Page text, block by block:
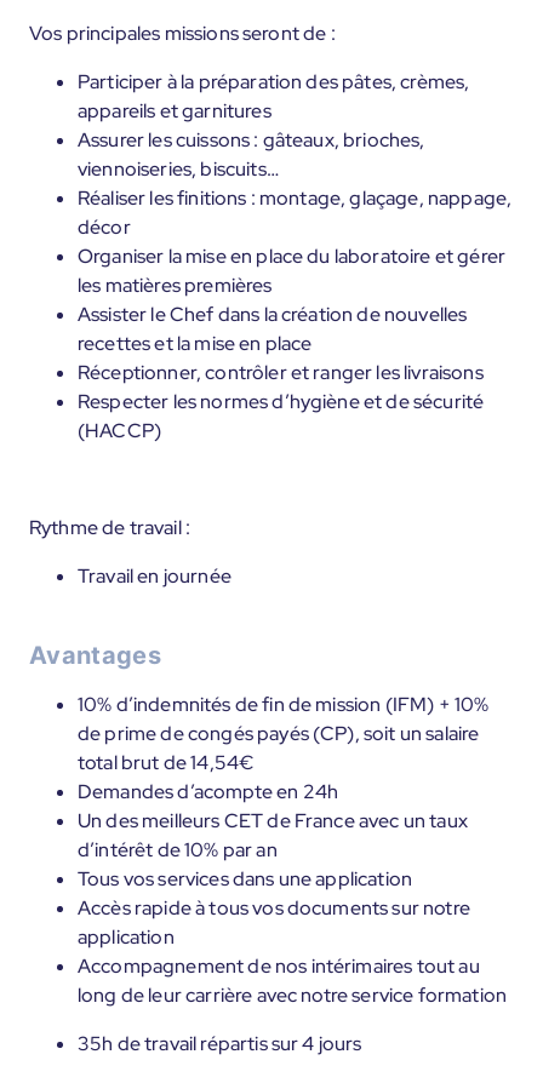
Vos principales missions seront de :
Participer à la préparation des pâtes, crèmes,
appareils et garnitures
Assurer les cuissons : gâteaux, brioches,
viennoiseries, biscuits…
Réaliser les finitions : montage, glaçage, nappage,
décor
Organiser la mise en place du laboratoire et gérer
les matières premières
Assister le Chef dans la création de nouvelles
recettes et la mise en place
Réceptionner, contrôler et ranger les livraisons
Respecter les normes d’hygiène et de sécurité
(HACCP)
Rythme de travail :
Travail en journée
Avantages
10% d’indemnités de fin de mission (IFM) + 10%
de prime de congés payés (CP), soit un salaire
total brut de 14,54€
Demandes d’acompte en 24h
Un des meilleurs CET de France avec un taux
d’intérêt de 10% par an
Tous vos services dans une application
Accès rapide à tous vos documents sur notre
application
Accompagnement de nos intérimaires tout au
long de leur carrière avec notre service formation
35h de travail répartis sur 4 jours